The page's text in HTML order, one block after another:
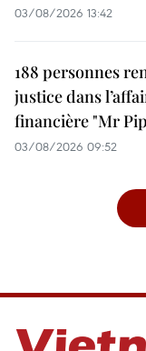
03/08/2026 13:42
188 personnes
justice dans
financière "Mr
03/08/2026 09:52